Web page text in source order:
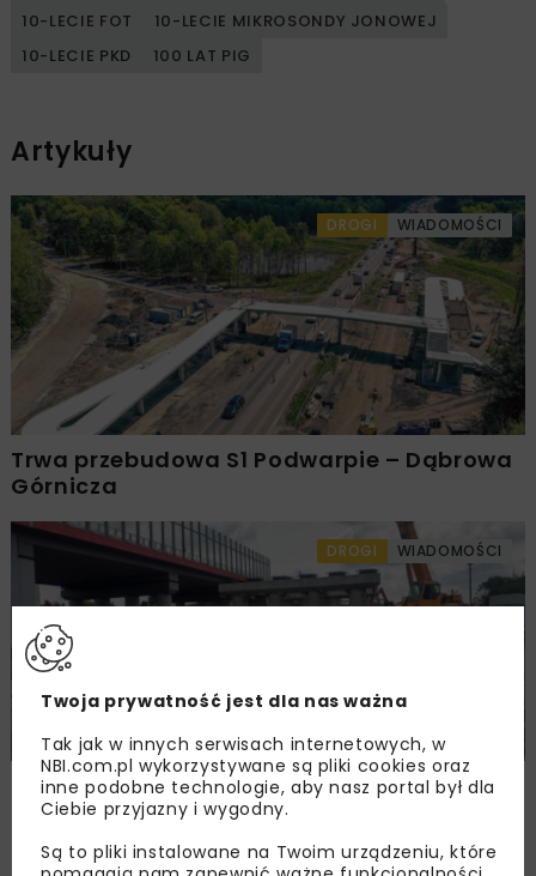
10-LECIE FOT
10-LECIE MIKROSONDY JONOWEJ
10-LECIE PKD
100 LAT PIG
Artykuły
DROGI WIADOMOŚCI
Trwa przebudowa S1 Podwarpie – Dąbrowa
Górnicza
DROGI WIADOMOŚCI
Przetarg na S1 Podwarpie – Dąbrowa
Górnicza
Twoja prywatność jest dla nas ważna
Tak jak w innych serwisach internetowych, w
NBI.com.pl wykorzystywane są pliki cookies oraz
inne podobne technologie, aby nasz portal był dla
Ciebie przyjazny i wygodny.
Są to pliki instalowane na Twoim urządzeniu, które